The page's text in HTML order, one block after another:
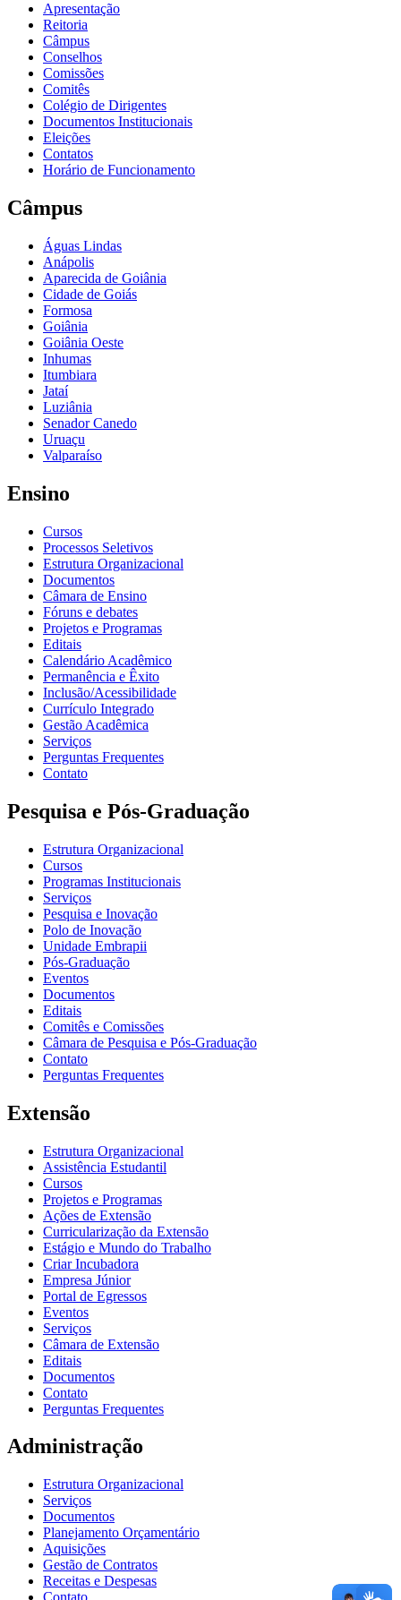
Apresentação
Reitoria
Câmpus
Conselhos
Comissões
Comitês
Colégio de Dirigentes
Documentos Institucionais
Eleições
Contatos
Horário de Funcionamento
Câmpus
Águas Lindas
Anápolis
Aparecida de Goiânia
Cidade de Goiás
Formosa
Goiânia
Goiânia Oeste
Inhumas
Itumbiara
Jataí
Luziânia
Senador Canedo
Uruaçu
Valparaíso
Ensino
Cursos
Processos Seletivos
Estrutura Organizacional
Documentos
Câmara de Ensino
Fóruns e debates
Projetos e Programas
Editais
Calendário Acadêmico
Permanência e Êxito
Inclusão/Acessibilidade
Currículo Integrado
Gestão Acadêmica
Serviços
Perguntas Frequentes
Contato
Pesquisa e Pós-Graduação
Estrutura Organizacional
Cursos
Programas Institucionais
Serviços
Pesquisa e Inovação
Polo de Inovação
Unidade Embrapii
Pós-Graduação
Eventos
Documentos
Editais
Comitês e Comissões
Câmara de Pesquisa e Pós-Graduação
Contato
Perguntas Frequentes
Extensão
Estrutura Organizacional
Assistência Estudantil
Cursos
Projetos e Programas
Ações de Extensão
Curricularização da Extensão
Estágio e Mundo do Trabalho
Criar Incubadora
Empresa Júnior
Portal de Egressos
Eventos
Serviços
Câmara de Extensão
Editais
Documentos
Contato
Perguntas Frequentes
Administração
Estrutura Organizacional
Serviços
Documentos
Planejamento Orçamentário
Aquisições
Gestão de Contratos
Receitas e Despesas